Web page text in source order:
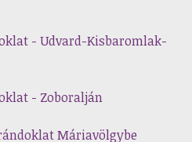
- Udvard-Kisbaromlak-
- Zoboralján
Máriavölgybe